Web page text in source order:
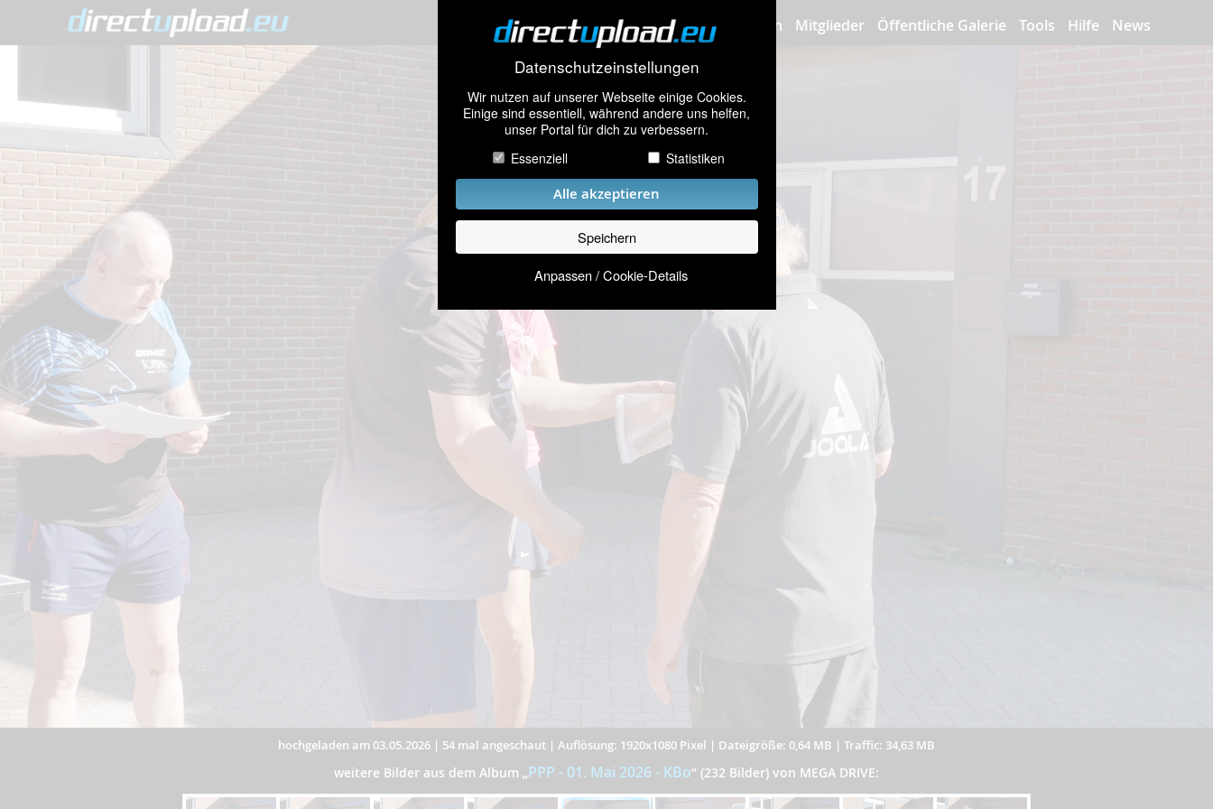
Datenschutzeinstellungen
Wir nutzen auf unserer Webseite einige Cookies.
Einige sind essentiell, während andere uns helfen,
unser Portal für dich zu verbessern.
Essenziell
Statistiken
Alle akzeptieren
Speichern
Anpassen / Cookie-Details
Bilder hochladen Mitglieder Öffentliche Galerie Tools Hilfe News
hochgeladen am 03.05.2026 | 54 mal angeschaut | Auflösung: 1920x1080 Pixel | Dateigröße: 0,64 MB | Traffic: 34,63 MB
weitere Bilder aus dem Album „PPP - 01. Mai 2026 - KBo” (232 Bilder) von MEGA DRIVE: